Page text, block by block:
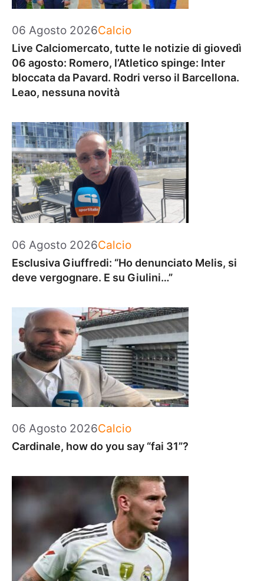
06 Agosto 2026Categorie
Calcio
Live Calciomercato, tutte le notizie di giovedì
06 agosto: Romero, l’Atletico spinge: Inter
bloccata da Pavard. Rodri verso il Barcellona.
Leao, nessuna novità
06 Agosto 2026Categorie
Calcio
Esclusiva Giuffredi: “Ho denunciato Melis, si
deve vergognare. E su Giulini…”
06 Agosto 2026Categorie
Calcio
Cardinale, how do you say “fai 31”?